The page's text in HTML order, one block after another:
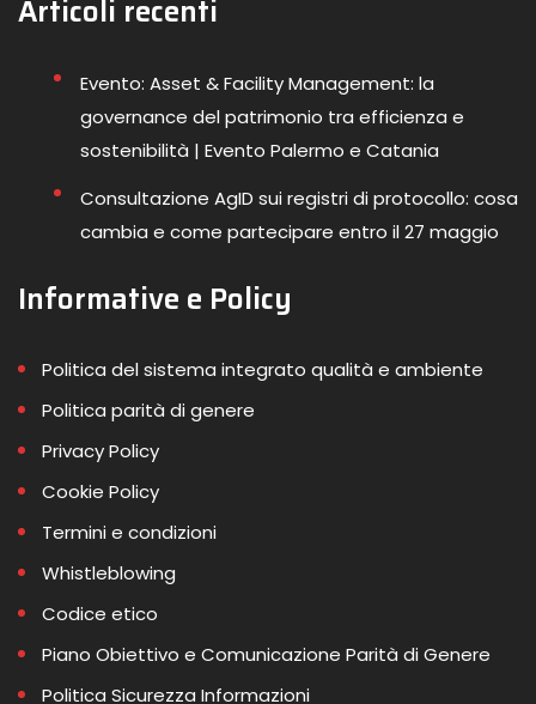
Articoli recenti
Evento: Asset & Facility Management: la
governance del patrimonio tra efficienza e
sostenibilità | Evento Palermo e Catania
Consultazione AgID sui registri di protocollo: cosa
cambia e come partecipare entro il 27 maggio
Informative e Policy
Politica del sistema integrato qualità e ambiente
Politica parità di genere
Privacy Policy
Cookie Policy
Termini e condizioni
Whistleblowing
Codice etico
Piano Obiettivo e Comunicazione Parità di Genere
Politica Sicurezza Informazioni